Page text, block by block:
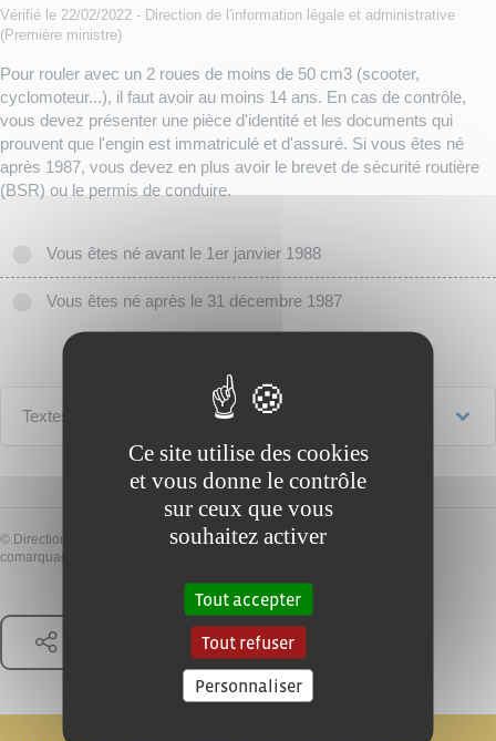
Vérifié le 22/02/2022 - Direction de l'information légale et administrative
(Première ministre)
Pour rouler avec un 2 roues de moins de 50 cm3 (scooter,
cyclomoteur...), il faut avoir au moins 14 ans. En cas de contrôle,
vous devez présenter une pièce d'identité et les documents qui
prouvent que l'engin est immatriculé et d'assuré. Si vous êtes né
après 1987, vous devez en plus avoir le brevet de sécurité routière
(BSR) ou le permis de conduire.
Vous êtes né avant le 1er janvier 1988
Vous êtes né après le 31 décembre 1987
Textes de référence
© Direction de l'information légale et administrative
comarquage developpé par
Ce site utilise des cookies
et vous donne le contrôle
sur ceux que vous
souhaitez activer
Tout accepter
Tout refuser
Personnaliser